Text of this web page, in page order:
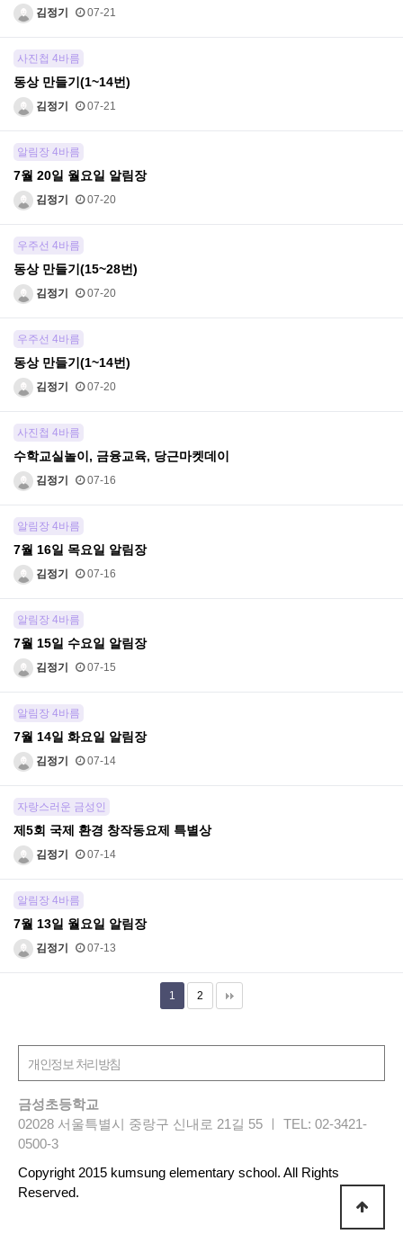
김정기 07-21
사진첩 4바름
동상 만들기(1~14번)
김정기 07-21
알림장 4바름
7월 20일 월요일 알림장
김정기 07-20
우주선 4바름
동상 만들기(15~28번)
김정기 07-20
우주선 4바름
동상 만들기(1~14번)
김정기 07-20
사진첩 4바름
수학교실놀이, 금융교육, 당근마켓데이
김정기 07-16
알림장 4바름
7월 16일 목요일 알림장
김정기 07-16
알림장 4바름
7월 15일 수요일 알림장
김정기 07-15
알림장 4바름
7월 14일 화요일 알림장
김정기 07-14
자랑스러운 금성인
제5회 국제 환경 창작동요제 특별상
김정기 07-14
알림장 4바름
7월 13일 월요일 알림장
김정기 07-13
1 2
금성초등학교
02028 서울특별시 중랑구 신내로 21길 55 ㅣ TEL: 02-3421-
0500-3
Copyright 2015 kumsung elementary school. All Rights
Reserved.